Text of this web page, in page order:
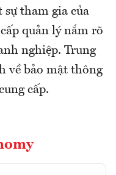
tham gia của
quản lý nắm rõ
nghiệp. Trung
về bảo mật thông
cấp.